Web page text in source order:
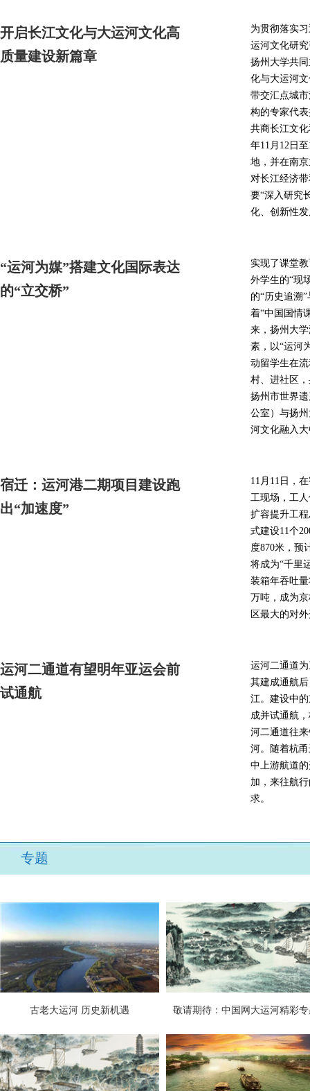
开启长江文化与大运河文化高
质量建设新篇章
为贯彻落实
运河文化研
扬州大学共
化与大运河
带交汇点城
构的专家代
共商长江文
年11月12日
地，并在南
对长江经济
要“深入研究
化、创新性发
“运河为媒”搭建文化国际表达
的“立交桥”
实现了课堂
外学生的“现
的“历史追溯
着“中国国情
来，扬州大
素，以“运河
动留学生在
村、进社区
扬州市世界
公室）与扬
河文化融入
宿迁：运河港二期项目建设跑
出“加速度”
11月11日，
工现场，工
扩容提升工
式建设11个
度870米，预
将成为“千里
装箱年吞吐
万吨，成为
区最大的对
运河二通道有望明年亚运会前
试通航
运河二通道
其建成通航
江。建设中
成并试通航
河二通道往
河。随着杭
中上游航道
加，来往航
求。